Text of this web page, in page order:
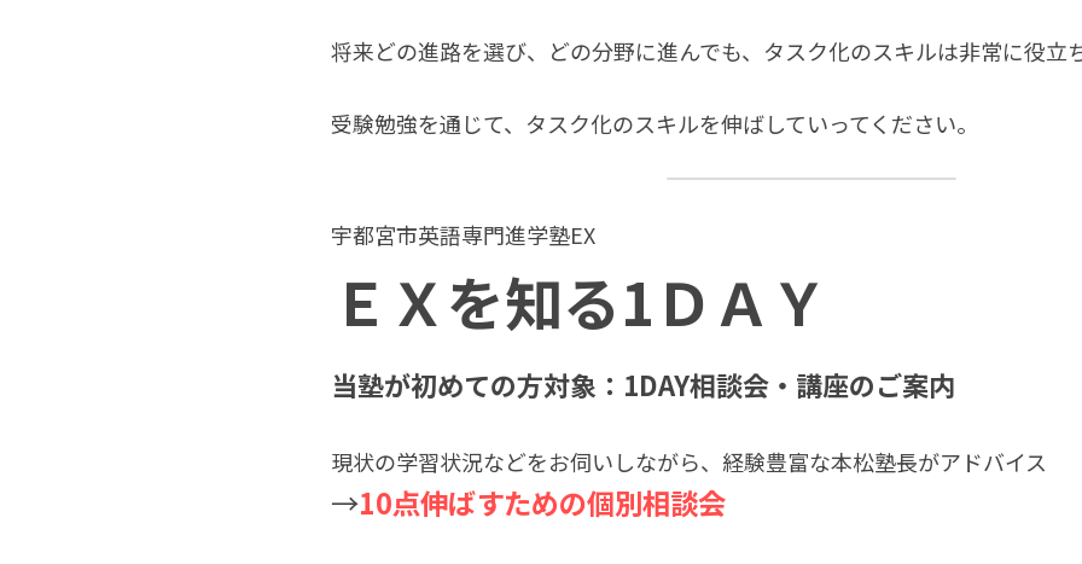
将来どの進路を選び、どの分野に進んでも、タスク化のスキルは非常に役立
受験勉強を通じて、タスク化のスキルを伸ばしていってください。
宇都宮市英語専門進学塾EX
ＥＸを知る1ＤＡＹ
当塾が初めての方対象：1DAY相談会・講座のご案内
現状の学習状況などをお伺いしながら、経験豊富な本松塾長がアドバイス
→10点伸ばすための個別相談会